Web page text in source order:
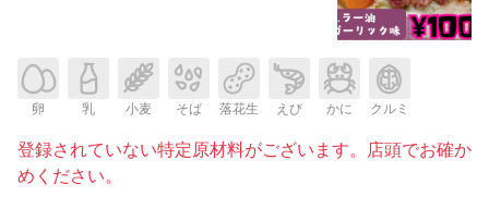
卵 乳 小麦 そば 落花生 えび かに クルミ
登録されていない特定原材料がございます。店頭でお確か
めください。